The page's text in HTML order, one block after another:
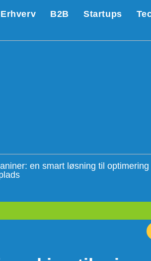
Erhverv B2B Startups
en smart løsning til optimering